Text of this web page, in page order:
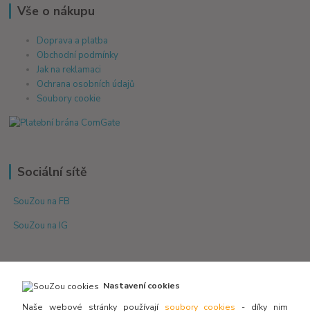
Vše o nákupu
Doprava a platba
Obchodní podmínky
Jak na reklamaci
Ochrana osobních údajů
Soubory cookie
Sociální sítě
SouZou na FB
SouZou na IG
Nastavení cookies
Naše webové stránky používají soubory cookies - díky nim